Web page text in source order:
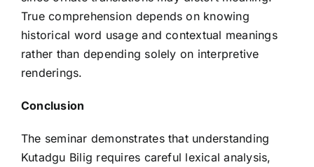
True comprehension depends on knowing
historical word usage and contextual meanings
rather than depending solely on interpretive
renderings.
Conclusion
The seminar demonstrates that understanding
Kutadgu Bilig requires careful lexical analysis,